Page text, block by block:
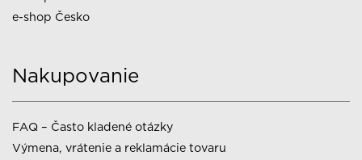
e-shop Česko
Nakupovanie
FAQ – Často kladené otázky
Výmena, vrátenie a reklamácie tovaru